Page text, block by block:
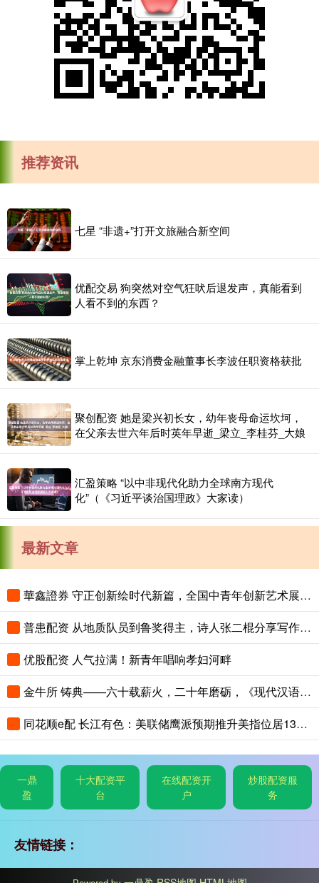
推荐资讯
七星 “非遗+”打开文旅融合新空间
优配交易 狗突然对空气狂吠后退发声，真能看到
人看不到的东西？
掌上乾坤 京东消费金融董事长李波任职资格获批
聚创配资 她是梁兴初长女，幼年丧母命运坎坷，
在父亲去世六年后时英年早逝_梁立_李桂芬_大娘
汇盈策略 “以中非现代化助力全球南方现代
化”（《习近平谈治国理政》大家读）
最新文章
華鑫證券 守正创新绘时代新篇，全国中青年创新艺术展登陆中国美术馆
普患配资 从地质队员到鲁奖得主，诗人张二棍分享写作与人生：“因为苍天在上，我愿埋首人间”
优股配资 人气拉满！新青年唱响孝妇河畔
金牛所 铸典——六十载薪火，二十年磨砺，《现代汉语大词典》出版
同花顺e配 长江有色：美联储鹰派预期推升美指位居13个月高位 25日镍价或小跌
一鼎
盈
十大配资平
台
在线配资开
户
炒股配资服
务
友情链接：